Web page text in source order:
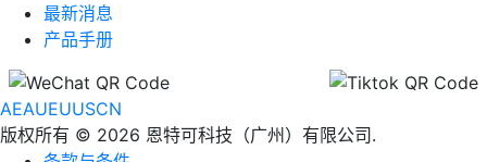
最新消息
产品手册
AEAUEUUSCN
版权所有 © 2026 恩特可科技（广州）有限公司.